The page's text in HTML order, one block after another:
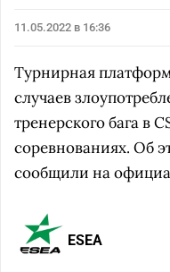
11.05.2022 в 16:36
Турнирная
случаев
тренерского бага в
соревнованиях. Об
сообщили на
ESEA